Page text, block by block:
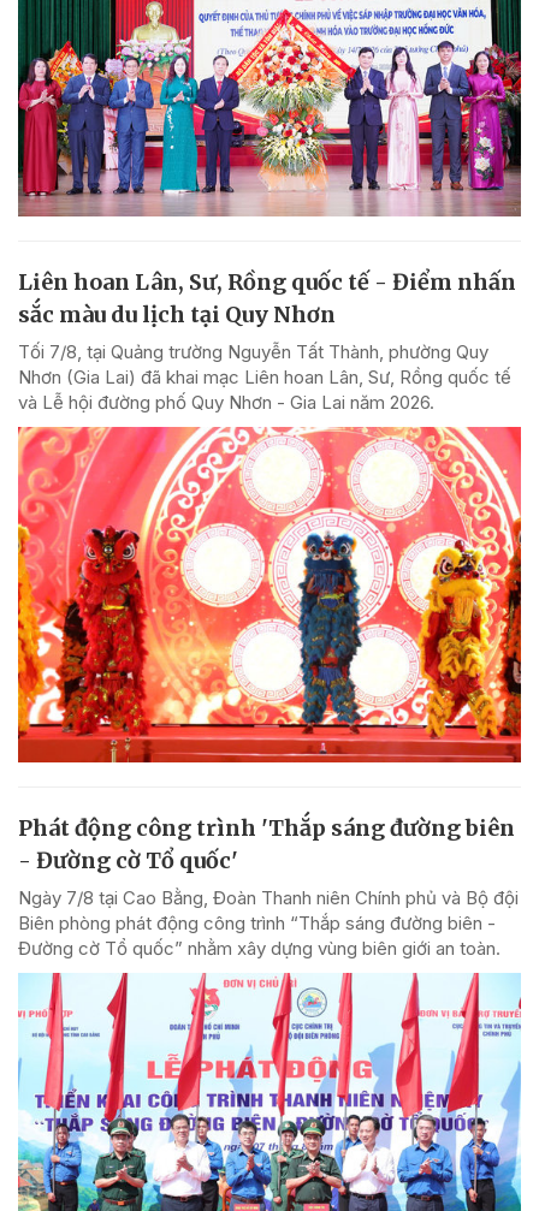
Liên hoan Lân, Sư, Rồng quốc tế - Điểm nhấn
sắc màu du lịch tại Quy Nhơn
Tối 7/8, tại Quảng trường Nguyễn Tất Thành, phường Quy
Nhơn (Gia Lai) đã khai mạc Liên hoan Lân, Sư, Rồng quốc tế
và Lễ hội đường phố Quy Nhơn - Gia Lai năm 2026.
Phát động công trình 'Thắp sáng đường biên
- Đường cờ Tổ quốc'
Ngày 7/8 tại Cao Bằng, Đoàn Thanh niên Chính phủ và Bộ đội
Biên phòng phát động công trình “Thắp sáng đường biên -
Đường cờ Tổ quốc” nhằm xây dựng vùng biên giới an toàn.